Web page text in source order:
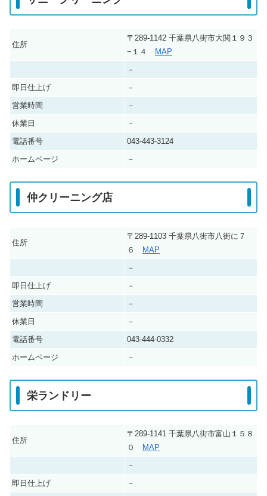
住所
〒289-1142 千葉県八街市大関１９３
−１４
MAP
－
即日仕上げ
－
営業時間
－
休業日
－
電話番号
043-443-3124
ホームページ
－
仲クリーニング店
住所
〒289-1103 千葉県八街市八街に７
６ MAP
－
即日仕上げ
－
営業時間
－
休業日
－
電話番号
043-444-0332
ホームページ
－
栄ランドリー
住所
〒289-1141 千葉県八街市富山１５８
０
MAP
－
即日仕上げ
－